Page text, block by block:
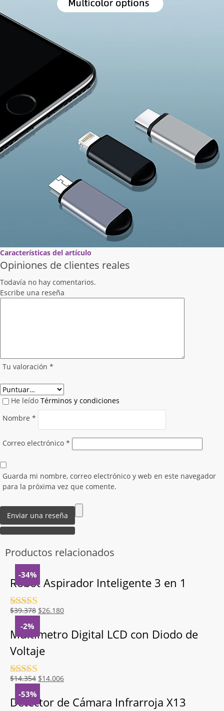
Características del artículo
Opiniones de clientes reales
Todavía no hay comentarios.
Escribe una reseña
Tu valoración *
He leído Términos y condiciones
Nombre *
Correo electrónico *
Guarda mi nombre, correo electrónico y web en este navegador
para la próxima vez que comente.
Productos relacionados
-34%
Robot Aspirador Inteligente 3 en 1
Valorado
5
$39.378 El
original
era:
$39.378.
$26.180El
actual
es:
-2%
Multímetro Digital LCD con Diodo de
Voltaje
Valorado
5
$14.354 El
original
$14.006El
actual
-53%
Detector de Cámara Infrarroja X13